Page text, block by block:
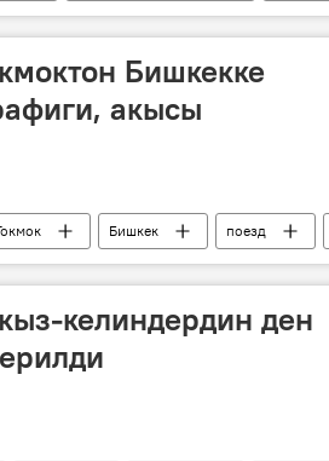
Бишкекке
акысы
Бишкек поезд
келиндердин ден